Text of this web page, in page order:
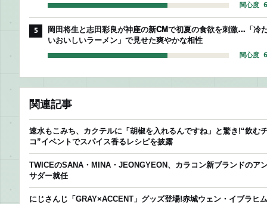
関心度
5
岡田将生と志田彩良が神座の新CMで初夏の食欲を刺激…「冷
いおいしいラーメン」で見せた爽やかな相性
関心度
関連記事
速水もこみち、カクテルに「胡椒を入れるんですね」と驚き!“飲む
コ”イベントでスパイス香るレシピを披露
TWICEのSANA・MINA・JEONGYEON、カラコン新ブランドのア
サダー就任
にじさんじ「GRAY×ACCENT」グッズ登場!赤城ウェン・イブラヒ